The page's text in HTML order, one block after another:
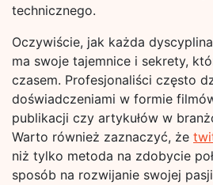
technicznego.
Oczywiście, jak każda
ma swoje tajemnice i sekrety,
czasem. Profesjonaliści często
doświadczeniami w formie
publikacji czy artykułów w
Warto również zaznaczyć, że
niż tylko metoda na zdobycie
sposób na rozwijanie swojej